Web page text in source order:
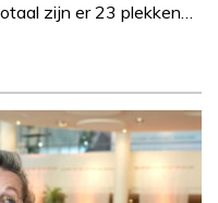
zijn er 23 plekken…